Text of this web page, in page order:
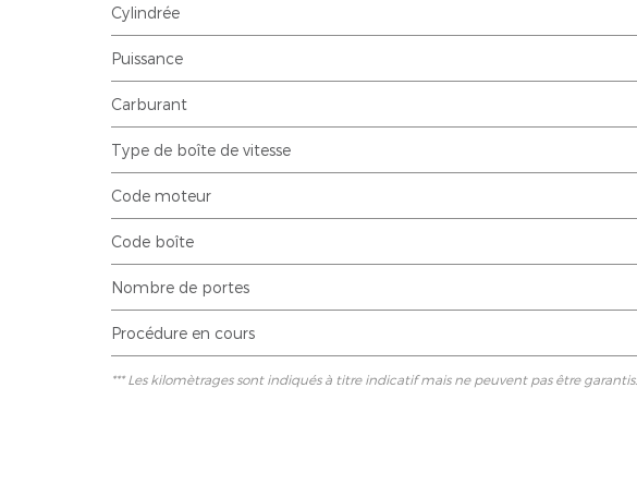
Cylindrée
Puissance
Carburant
Type de boîte de vitesse
Code moteur
Code boîte
Nombre de portes
Procédure en cours
*** Les kilomètrages sont indiqués à titre indicatif mais ne peuvent pas être garantis.